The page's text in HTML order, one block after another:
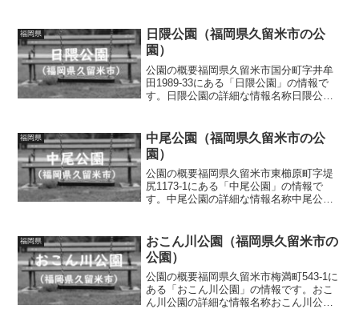
（滑り台、上り棒）、ブランコ、雲梯、
砂場、スプリング...
福岡県
日隈公園（福岡県久留米市の公
園）
公園の概要福岡県久留米市国分町字井牟
田1989-33にある「日隈公園」の情報で
す。日隈公園の詳細な情報名称日隈公園
遊具ロッキング遊具、ベンチトイレの有
無なし車椅子...
福岡県
中尾公園（福岡県久留米市の公
園）
公園の概要福岡県久留米市東櫛原町字堤
尻1173-1にある「中尾公園」の情報で
す。中尾公園の詳細な情報名称中尾公園
遊具ベンチ、水道トイレの有無なし車椅
子対応 トイレな...
福岡県
おこん川公園（福岡県久留米市の
公園）
公園の概要福岡県久留米市梅満町543-1に
ある「おこん川公園」の情報です。おこ
ん川公園の詳細な情報名称おこん川公園